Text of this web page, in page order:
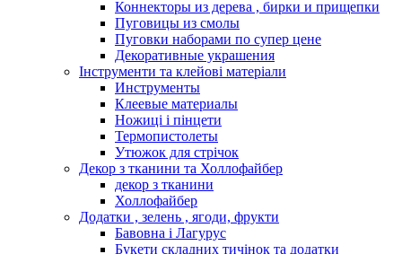
Коннекторы из дерева , бирки и прищепки
Пуговицы из смолы
Пуговки наборами по супер цене
Декоративные украшения
Інструменти та клейові матеріали
Инструменты
Клеевые материалы
Ножиці і пінцети
Термопистолеты
Утюжок для стрічок
Декор з тканини та Холлофайбер
декор з тканини
Холлофайбер
Додатки , зелень , ягоди, фрукти
Бавовна і Лагурус
Букети складних тичінок та додатки